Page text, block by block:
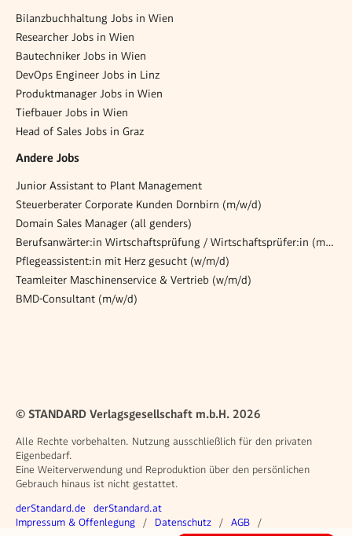
Bilanzbuchhaltung Jobs in Wien
Researcher Jobs in Wien
Bautechniker Jobs in Wien
DevOps Engineer Jobs in Linz
Produktmanager Jobs in Wien
Tiefbauer Jobs in Wien
Head of Sales Jobs in Graz
Andere Jobs
Junior Assistant to Plant Management
Steuerberater Corporate Kunden Dornbirn (m/w/d)
Domain Sales Manager (all genders)
Berufsanwärter:in Wirtschaftsprüfung / Wirtschaftsprüfer:in (m/w/d)
Pflegeassistent:in mit Herz gesucht (w/m/d)
Teamleiter Maschinenservice & Vertrieb (w/m/d)
BMD-Consultant (m/w/d)
© STANDARD Verlagsgesellschaft m.b.H. 2026
Alle Rechte vorbehalten. Nutzung ausschließlich für den privaten
Eigenbedarf.
Eine Weiterverwendung und Reproduktion über den persönlichen
Gebrauch hinaus ist nicht gestattet.
Weitere Angebote
derStandard.de derStandard.at
Rechtliches
Impressum & Offenlegung Datenschutz
AGB